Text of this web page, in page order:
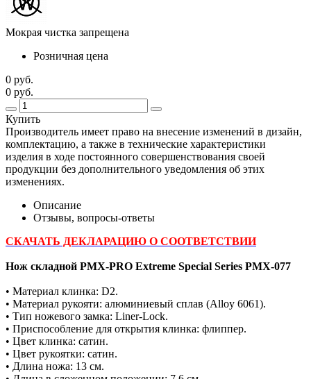
Мокрая чистка запрещена
Розничная цена
0 руб.
0 руб.
Купить
Производитель имеет право на внесение изменений в дизайн,
комплектацию, а также в технические характеристики
изделия в ходе постоянного совершенствования своей
продукции без дополнительного уведомления об этих
изменениях.
Описание
Отзывы, вопросы-ответы
СКАЧАТЬ ДЕКЛАРАЦИЮ О СООТВЕТСТВИИ
Нож складной PMX-PRO Extreme Special Series PMX-077
• Материал клинка: D2.
• Материал рукояти: алюминиевый сплав (Alloy 6061).
• Тип ножевого замка: Liner-Lock.
• Приспособление для открытия клинка: флиппер.
• Цвет клинка: сатин.
• Цвет рукоятки: сатин.
• Длина ножа: 13 см.